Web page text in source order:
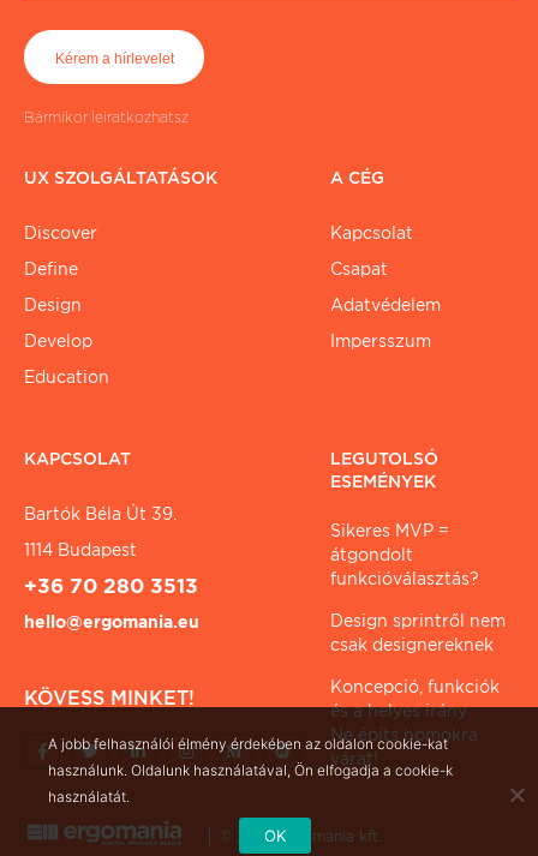
Bármikor leiratkozhatsz
UX SZOLGÁLTATÁSOK
Discover
Define
Design
Develop
Education
A CÉG
Kapcsolat
Csapat
Adatvédelem
Impersszum
KAPCSOLAT
Bartók Béla Út 39.
1114 Budapest
+36 70 280 3513
hello@ergomania.eu
KÖVESS MINKET!
LEGUTOLSÓ
ESEMÉNYEK
Sikeres MVP =
átgondolt
funkcióválasztás?
Design sprintről nem
csak designereknek
Koncepció, funkciók
és a helyes irány
Ne építs homokra
várat!
© 2026 ergománia kft.
A jobb felhasználói élmény érdekében az oldalon cookie-kat
használunk. Oldalunk használatával, Ön elfogadja a cookie-k
használatát.
OK